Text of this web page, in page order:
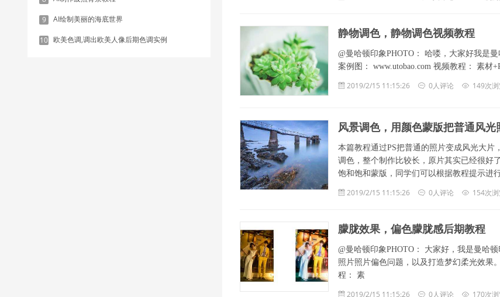
9 AI绘制美丽的海底世界
10 欧美色调,调出欧美人像后期色调实例
静物调色，静物调色视频教程
@曼哈顿印象PHOTO： 哈喽，大家好我是
案例图： www.utobao.com 视频教程： 素材
2019/2/15 11:15:26 0人评论 149次
风景调色，用颜色蒙版把普通风光
本篇教程通过PS把普通的照片变成风光大
调色，整个制作比较长，原片其实已经很好
饱和饱和蒙版，同学们可以根据教程提示进
2019/2/15 11:15:26 0人评论 154次
朦胧效果，偏色朦胧感后期教程
@曼哈顿印象PHOTO： 大家好，我是曼哈
照片照片偏色问题，以及打造梦幻柔光效果
程： 素
2019/2/15 11:15:26 0人评论 170次